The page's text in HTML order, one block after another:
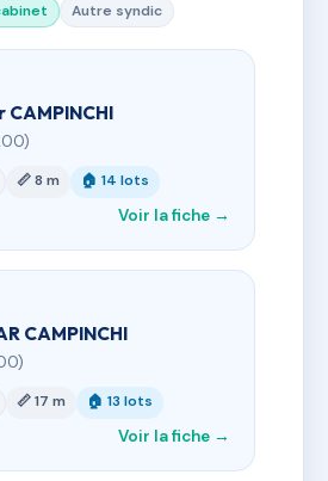
Autre syndic
CAMPINCHI
📏 8 m 🏠 14 lots
Voir la fiche →
CAMPINCHI
📏 17 m 🏠 13 lots
Voir la fiche →